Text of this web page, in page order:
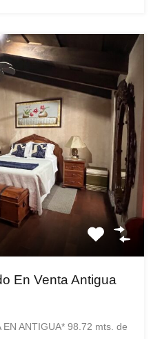
En Venta Antigua
EN ANTIGUA* 98.72 mts. de